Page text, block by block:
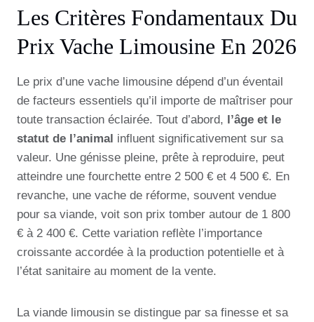
Les Critères Fondamentaux Du
Prix Vache Limousine En 2026
Le prix d’une vache limousine dépend d’un éventail
de facteurs essentiels qu’il importe de maîtriser pour
toute transaction éclairée. Tout d’abord, l’âge et le
statut de l’animal influent significativement sur sa
valeur. Une génisse pleine, prête à reproduire, peut
atteindre une fourchette entre 2 500 € et 4 500 €. En
revanche, une vache de réforme, souvent vendue
pour sa viande, voit son prix tomber autour de 1 800
€ à 2 400 €. Cette variation reflète l’importance
croissante accordée à la production potentielle et à
l’état sanitaire au moment de la vente.
La viande limousin se distingue par sa finesse et sa